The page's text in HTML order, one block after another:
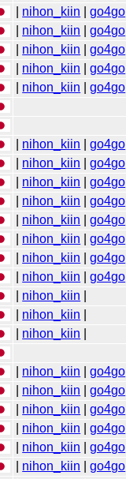
nihon_kiin |go4go
nihon_kiin |go4go
nihon_kiin |go4go
nihon_kiin |go4go
nihon_kiin |go4go
nihon_kiin |go4go
nihon_kiin |go4go
nihon_kiin |go4go
nihon_kiin |go4go
nihon_kiin |go4go
nihon_kiin |go4go
nihon_kiin |go4go
nihon_kiin |go4go
nihon_kiin
nihon_kiin
nihon_kiin
nihon_kiin |go4go
nihon_kiin |go4go
nihon_kiin |go4go
nihon_kiin |go4go
nihon_kiin |go4go
nihon_kiin |go4go